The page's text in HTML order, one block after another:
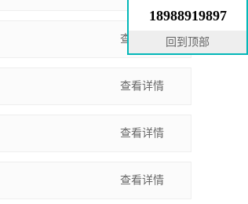
查看详情
查看详情
查看详情
查看详情
18988919897
回到顶部